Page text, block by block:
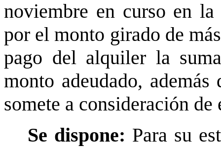
noviembre en curso en
por el monto girado de
pago del alquiler la
monto adeudado,
somete a consideración
Se dispone: Para su